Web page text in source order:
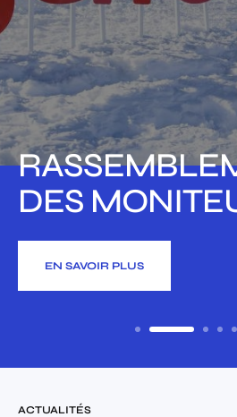
AG 2025
EN SAVOIR PLUS
ACTUALITÉS